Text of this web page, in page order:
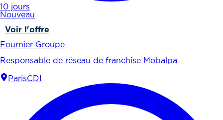
10 jours
Nouveau
Voir l'offre
Fournier Groupe
Responsable de réseau de franchise Mobalpa
ParisCDI